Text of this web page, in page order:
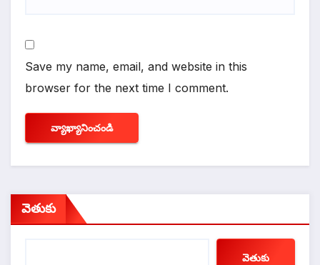
Save my name, email, and website in this
browser for the next time I comment.
వెతుకు
వెతుకు